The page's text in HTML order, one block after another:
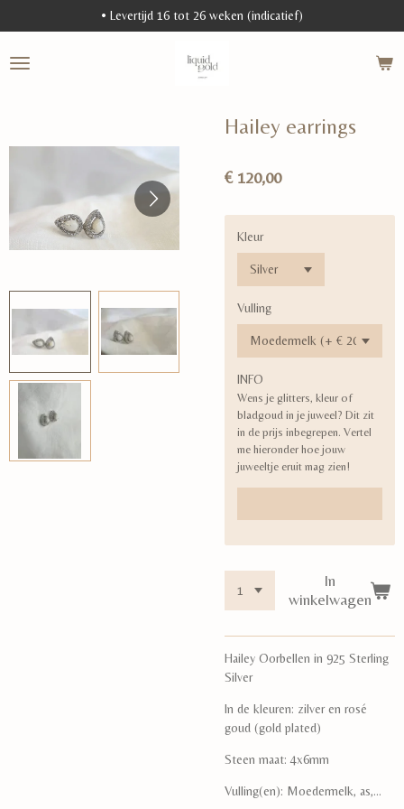
direct
naar
de
• Levertijd 16 tot 26 weken (indicatief)
Hailey earrings
€ 120,00
Kleur
Vulling
INFO
Wens je glitters, kleur of
bladgoud in je juweel? Dit zit
in de prijs inbegrepen. Vertel
me hieronder hoe jouw
juweeltje eruit mag zien!
In
winkelwagen
Hailey Oorbellen in 925 Sterling
Silver
In de kleuren: zilver en rosé
goud (gold plated)
Steen maat: 4x6mm
Vulling(en): Moedermelk, as,...